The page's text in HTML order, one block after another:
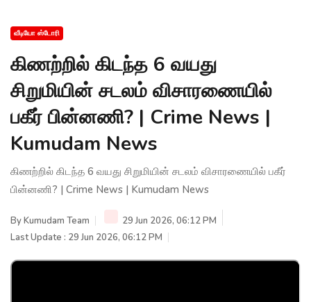
வீடியோ ஸ்டோரி
கிணற்றில் கிடந்த 6 வயது
சிறுமியின் சடலம் விசாரணையில்
பகீர் பின்னணி? | Crime News |
Kumudam News
கிணற்றில் கிடந்த 6 வயது சிறுமியின் சடலம் விசாரணையில் பகீர்
பின்னணி? | Crime News | Kumudam News
ByKumudam Team
29 Jun 2026, 06:12 PM
Last Update : 29 Jun 2026, 06:12 PM